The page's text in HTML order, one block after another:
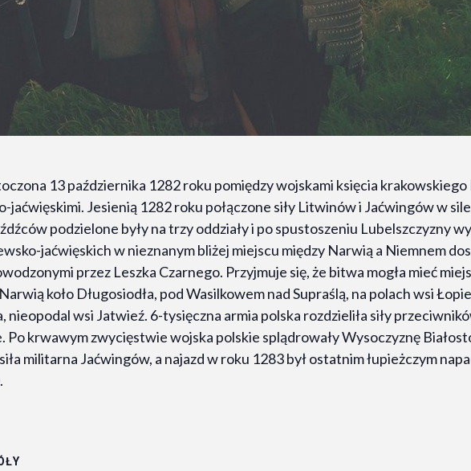
13 października 1282 roku pomiędzy wojskami księcia krakowskiego
Jesienią 1282 roku połączone siły Litwinów i Jaćwingów w
podzielone były na trzy oddziały i po spustoszeniu Lubelszczyzny
jaćwięskich w nieznanym bliżej miejscu między Narwią a Niemnem
przez Leszka Czarnego. Przyjmuje się, że bitwa mogła mieć
koło Długosiodła, pod Wasilkowem nad Supraślą, na polach wsi
nieopodal wsi Jatwieź. 6-tysięczna armia polska rozdzieliła siły
krwawym zwycięstwie wojska polskie splądrowały Wysoczyznę
militarna Jaćwingów, a najazd w roku 1283 był ostatnim łupieżczym